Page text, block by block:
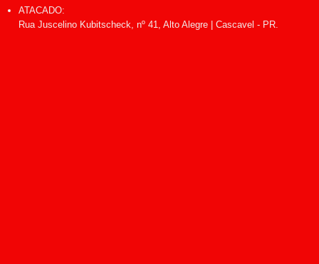
ATACADO:
Rua Juscelino Kubitscheck, nº 41, Alto Alegre | Cascavel - PR.